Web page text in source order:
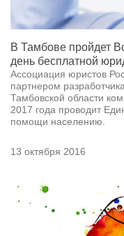
В Тамбове пройдет
день бесплатной
Ассоциация юристов
партнером
Тамбовской области
2017 года проводит
помощи населению.
13 октября 2016